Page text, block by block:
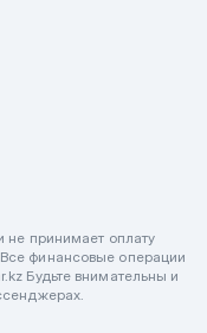
не принимает оплату
финансовые операции
Будьте внимательны и